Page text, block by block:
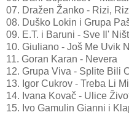
07. Dražen Žanko - Rizi,
08. Duško Lokin i Grupa
09. E.T. i Baruni - Sve Il'
10. Giuliano - Još Me Uvik
11. Goran Karan - Nevera
12. Grupa Viva - Splite Bili
13. Igor Cukrov - Treba Li
14. Ivana Kovač - Ulice
15. Ivo Gamulin Gianni i